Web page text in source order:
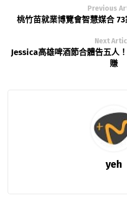
Previous
桃竹苗就業博覽會智慧媒合
Next
Jessica高雄啤酒節合體告五人
賺
yeh